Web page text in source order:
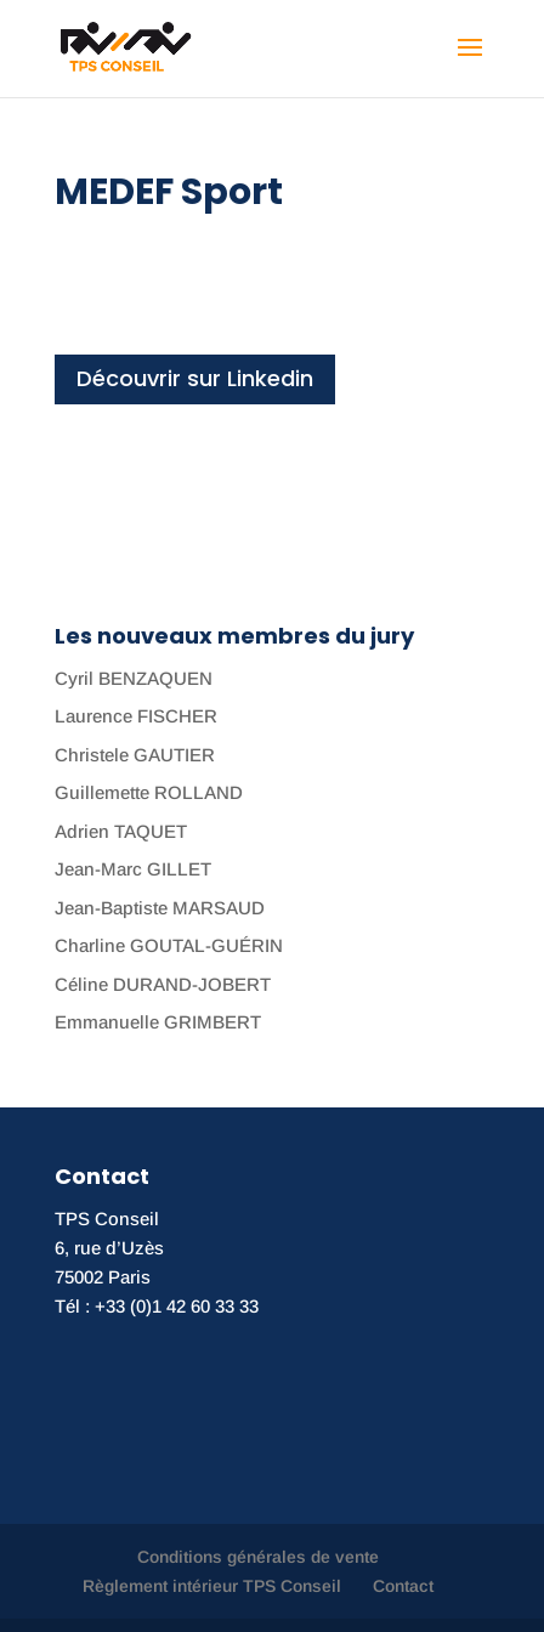
MEDEF Sport
Découvrir sur Linkedin
Les nouveaux membres du jury
Cyril BENZAQUEN
Laurence FISCHER
Christele GAUTIER
Guillemette ROLLAND
Adrien TAQUET
Jean-Marc GILLET
Jean-Baptiste MARSAUD
Charline GOUTAL-GUÉRIN
Céline DURAND-JOBERT
Emmanuelle GRIMBERT
Contact
TPS Conseil
6, rue d’Uzès
75002 Paris
Tél : +33 (0)1 42 60 33 33
Conditions générales de vente
Règlement intérieur TPS Conseil
Contact